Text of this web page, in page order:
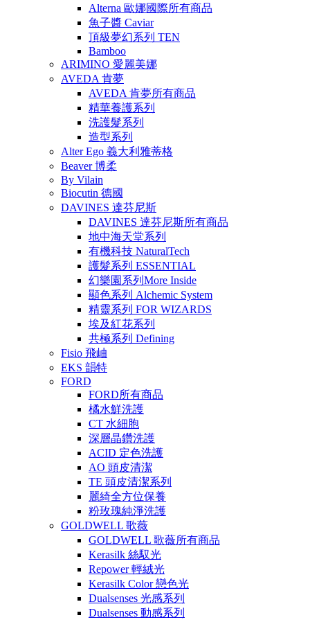
Alterna 歐娜國際所有商品
魚子醬 Caviar
頂級夢幻系列 TEN
Bamboo
ARIMINO 愛麗美娜
AVEDA 肯夢
AVEDA 肯夢所有商品
精華養護系列
洗護髮系列
造型系列
Alter Ego 義大利雅蒂格
Beaver 博柔
By Vilain
Biocutin 德國
DAVINES 達芬尼斯
DAVINES 達芬尼斯所有商品
地中海天堂系列
有機科技 NaturalTech
護髮系列 ESSENTIAL
幻樂園系列More Inside
顯色系列 Alchemic System
精靈系列 FOR WIZARDS
埃及紅花系列
共極系列 Defining
Fisio 飛岫
EKS 韻特
FORD
FORD所有商品
橘水鮮洗護
CT 水細胞
深層晶鑽洗護
ACID 定色洗護
AO 頭皮清潔
TE 頭皮清潔系列
麗綺全方位保養
粉玫瑰純淨洗護
GOLDWELL 歌薇
GOLDWELL 歌薇所有商品
Kerasilk 絲馭光
Repower 輕絨光
Kerasilk Color 戀色光
Dualsenses 光感系列
Dualsenses 動感系列